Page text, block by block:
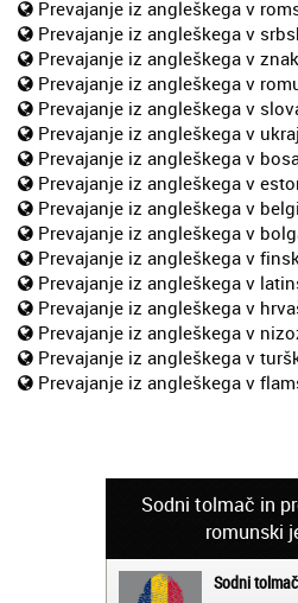
Prevajanje iz angleškega v
Prevajanje iz angleškega v
Prevajanje iz angleškega v
Prevajanje iz angleškega v
Prevajanje iz angleškega v
Prevajanje iz angleškega v
Prevajanje iz angleškega v
Prevajanje iz angleškega v
Prevajanje iz angleškega v
Prevajanje iz angleškega v
Prevajanje iz angleškega v
Prevajanje iz angleškega v
Prevajanje iz angleškega v
Prevajanje iz angleškega v
Prevajanje iz angleškega v
Prevajanje iz angleškega v
Sodni tolmač in
romunski
Sodni